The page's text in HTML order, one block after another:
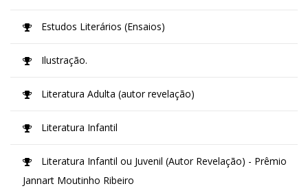
Estudos Literários (Ensaios)
Ilustração.
Literatura Adulta (autor revelação)
Literatura Infantil
Literatura Infantil ou Juvenil (Autor Revelação) - Prêmio
Jannart Moutinho Ribeiro